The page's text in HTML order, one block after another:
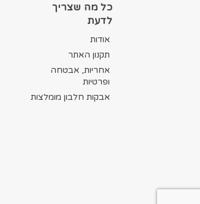
כל מה שצריך
לדעת
אודות
תקנון האתר
אחריות, אבטחה
ופרטיות
אבקות חלבון מומלצות